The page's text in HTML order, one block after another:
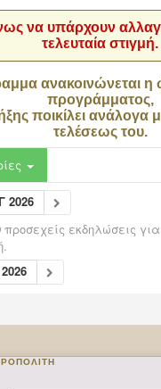
να υπάρχουν
τελευταία στιγμή.
ανακοινώνεται η
προγράμματος,
ποικίλει ανάλογα
τελέσεως του.
2026
εκδηλώσεις